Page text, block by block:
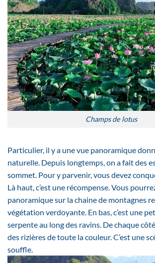
Champs de lotus
Particulier, il y a une vue panoramique
naturelle. Depuis longtemps, on a fait des
sommet. Pour y parvenir, vous devez
Là haut, c’est une récompense. Vous
panoramique sur la chaine de montagnes
végétation verdoyante. En bas, c’est une
serpente au long des ravins. De chaque
des rizières de toute la couleur. C’est une
souffle.